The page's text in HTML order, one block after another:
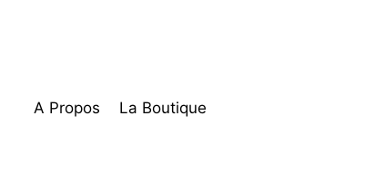
A Propos La Boutique